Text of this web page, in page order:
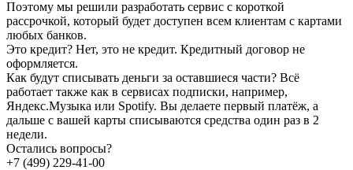
Поэтому мы решили разработать сервис с короткой
рассрочкой, который будет доступен всем клиентам с картами
любых банков.
Это кредит? Нет, это не кредит. Кредитный договор не
оформляется.
Как будут списывать деньги за оставшиеся части? Всё
работает также как в сервисах подписки, например,
Яндекс.Музыка или Spotify. Вы делаете первый платёж, а
дальше с вашей карты списываются средства один раз в 2
недели.
Остались вопросы?
+7 (499) 229-41-00